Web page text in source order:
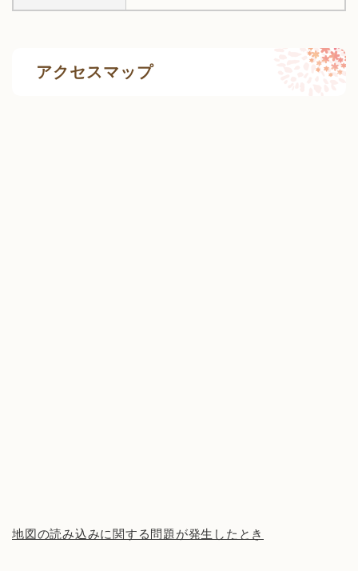
アクセスマップ
地図の読み込みに関する問題が発生したとき